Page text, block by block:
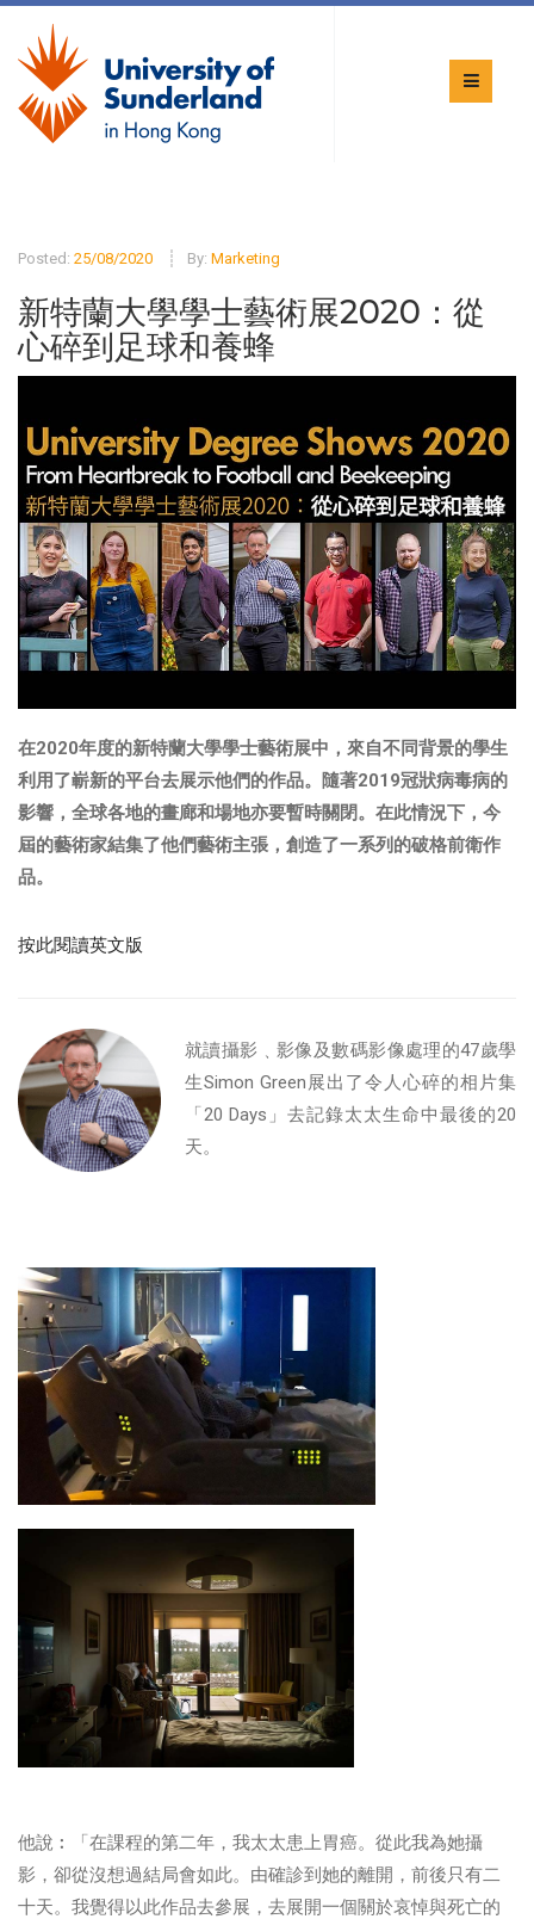
Posted: 25/08/2020 By: Marketing
新特蘭大學學士藝術展2020：從
心碎到足球和養蜂
在2020年度的新特蘭大學學士藝術展中，來自不同背景的學生
利用了嶄新的平台去展示他們的作品。隨著2019冠狀病毒病的
影響，全球各地的畫廊和場地亦要暫時關閉。在此情況下，今
屆的藝術家結集了他們藝術主張，創造了一系列的破格前衛作
品。
按此閱讀英文版
就讀攝影﹑影像及數碼影像處理的47歲學
生Simon Green展出了令人心碎的相片集
「20 Days」去記錄太太生命中最後的20
天。
他說︰「在課程的第二年，我太太患上胃癌。從此我為她攝
影，卻從沒想過結局會如此。由確診到她的離開，前後只有二
十天。我覺得以此作品去參展，去展開一個關於哀悼與死亡的